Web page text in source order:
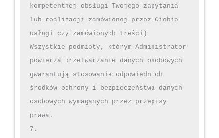
kompetentnej obsługi Twojego zapytania
lub realizacji zamówionej przez Ciebie
usługi czy zamówionych treści)
Wszystkie podmioty, którym Administrator
powierza przetwarzanie danych osobowych
gwarantują stosowanie odpowiednich
środków ochrony i bezpieczeństwa danych
osobowych wymaganych przez przepisy
prawa.
7.